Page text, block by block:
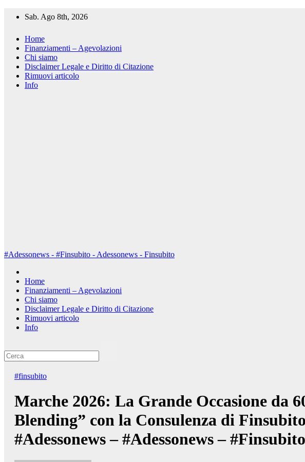
Sab. Ago 8th, 2026
Home
Finanziamenti – Agevolazioni
Chi siamo
Disclaimer Legale e Diritto di Citazione
Rimuovi articolo
Info
#Adessonews - #Finsubito - Adessonews - Finsubito
Home
Finanziamenti – Agevolazioni
Chi siamo
Disclaimer Legale e Diritto di Citazione
Rimuovi articolo
Info
#finsubito
Marche 2026: La Grande Occasione da
Blending” con la Consulenza di
#Adessonews – #Adessonews –